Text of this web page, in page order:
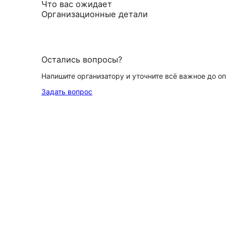
Что вас ожидает
Организационные детали
Остались вопросы?
Напишите организатору и уточните всё важное до
Задать вопрос